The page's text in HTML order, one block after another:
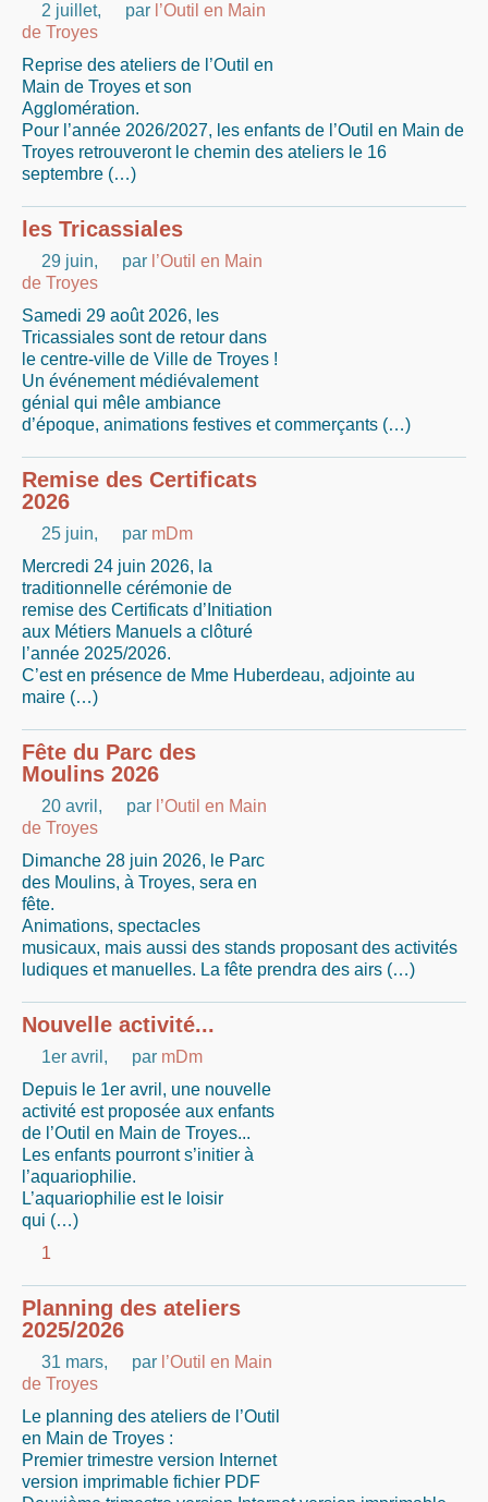
2 juillet, par l’Outil en Main
de Troyes
Reprise des ateliers de l’Outil en
Main de Troyes et son
Agglomération.
Pour l’année 2026/2027, les enfants de l’Outil en Main de
Troyes retrouveront le chemin des ateliers le 16
septembre (…)
les Tricassiales
29 juin, par l’Outil en Main
de Troyes
Samedi 29 août 2026, les
Tricassiales sont de retour dans
le centre-ville de Ville de Troyes !
Un événement médiévalement
génial qui mêle ambiance
d’époque, animations festives et commerçants (…)
Remise des Certificats
2026
25 juin, par mDm
Mercredi 24 juin 2026, la
traditionnelle cérémonie de
remise des Certificats d’Initiation
aux Métiers Manuels a clôturé
l’année 2025/2026.
C’est en présence de Mme Huberdeau, adjointe au
maire (…)
Fête du Parc des
Moulins 2026
20 avril , par l’Outil en Main
de Troyes
Dimanche 28 juin 2026, le Parc
des Moulins, à Troyes, sera en
fête.
Animations, spectacles
musicaux, mais aussi des stands proposant des activités
ludiques et manuelles. La fête prendra des airs (…)
Nouvelle activité...
1er avril , par mDm
Depuis le 1er avril, une nouvelle
activité est proposée aux enfants
de l’Outil en Main de Troyes...
Les enfants pourront s’initier à
l’aquariophilie.
L’aquariophilie est le loisir
qui (…)
1
Planning des ateliers
2025/2026
31 mars, par l’Outil en Main
de Troyes
Le planning des ateliers de l’Outil
en Main de Troyes :
Premier trimestre version Internet
version imprimable fichier PDF